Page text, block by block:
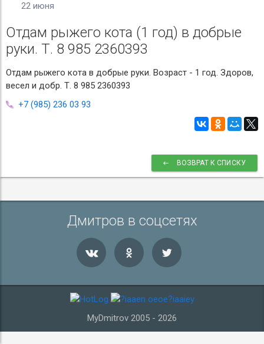
22 июня
Отдам рыжего кота (1 год) в добрые
руки. Т. 8 985 2360393
Отдам рыжего кота в добрые руки. Возраст - 1 год. Здоров,
весел и добр. Т. 8 985 2360393
+7 (985) 236 03 93
ВОЗВРАТ К СПИСКУ
Дмитров в соцсетях
MyDmitrov 2005 - 2026